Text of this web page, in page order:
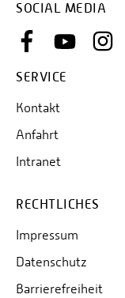
SOCIAL MEDIA
SERVICE
Kontakt
Anfahrt
Intranet
RECHTLICHES
Impressum
Datenschutz
Barrierefreiheit